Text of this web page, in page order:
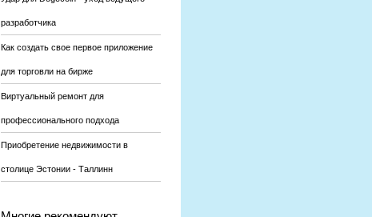
разработчика
Как создать свое первое приложение
для торговли на бирже
Виртуальный ремонт для
профессионального подхода
Приобретение недвижимости в
столице Эстонии - Таллинн